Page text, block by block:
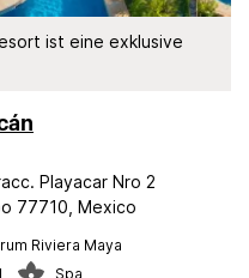
ist eine exklusive
Playacar Nro 2
77710, Mexico
Riviera Maya
Spa